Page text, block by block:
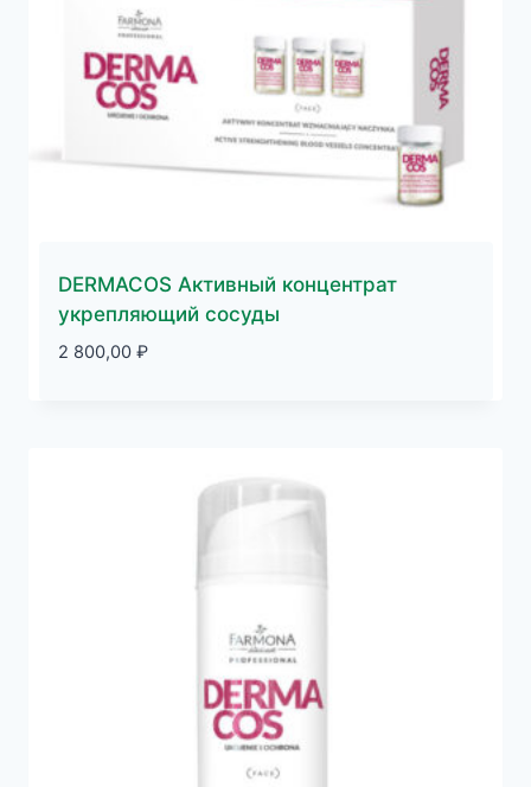
DERMACOS Активный концентрат
укрепляющий сосуды
2 800,00 ₽